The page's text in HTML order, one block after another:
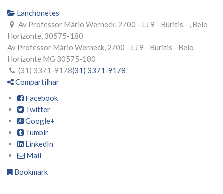
Lanchonetes
Av Professor Mário Werneck, 2700 - LJ 9 - Buritis - , Belo
Horizonte, 30575-180
Av Professor Mário Werneck, 2700 - LJ 9 - Buritis - Belo
Horizonte MG 30575-180
(31) 3371-9178(31) 3371-9178
Compartilhar
Facebook
Twitter
Google+
Tumblr
LinkedIn
Mail
Bookmark